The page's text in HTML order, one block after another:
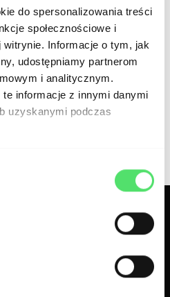
do spersonalizowania treści
społecznościowe i
Informacje o tym, jak
udostępniamy partnerom
i analitycznym.
te informacje z innymi danymi
uzyskanymi podczas
być eksperymentem;
przewagi
łączy dane,
działaniu.
artykuły